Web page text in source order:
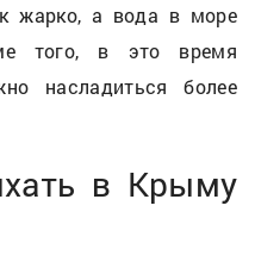
жарко, а вода в море
того, в это время
насладиться более
в Крыму